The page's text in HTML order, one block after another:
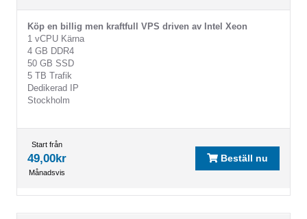
Köp en billig men kraftfull VPS driven av Intel Xeon
1 vCPU Kärna
4 GB DDR4
50 GB SSD
5 TB Trafik
Dedikerad IP
Stockholm
Start från
49,00kr
Månadsvis
Beställ nu